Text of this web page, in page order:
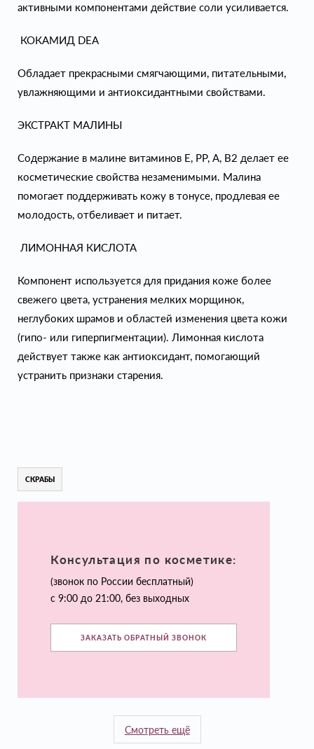
активными компонентами действие соли усиливается.
КОКАМИД DEA
Обладает прекрасными смягчающими, питательными,
увлажняющими и антиоксидантными свойствами.
ЭКСТРАКТ МАЛИНЫ
Содержание в малине витаминов Е, РР, А, В2 делает ее
косметические свойства незаменимыми. Малина
помогает поддерживать кожу в тонусе, продлевая ее
молодость, отбеливает и питает.
ЛИМОННАЯ КИСЛОТА
Компонент используется для придания коже более
свежего цвета, устранения мелких морщинок,
неглубоких шрамов и областей изменения цвета кожи
(гипо- или гиперпигментации). Лимонная кислота
действует также как антиоксидант, помогающий
устранить признаки старения.
СКРАБЫ
Консультация по косметике:
(звонок по России бесплатный)
с 9:00 до 21:00, без выходных
ЗАКАЗАТЬ ОБРАТНЫЙ ЗВОНОК
Смотреть ещё